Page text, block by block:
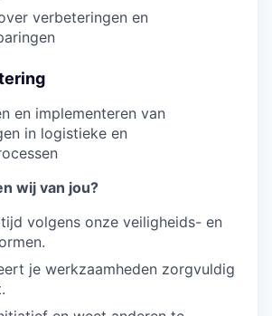
verbeteringen en
en implementeren van
in logistieke en
wij van jou?
volgens onze veiligheids- en
je werkzaamheden zorgvuldig